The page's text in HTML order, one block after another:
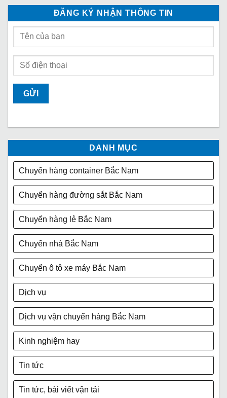
ĐĂNG KÝ NHẬN THÔNG TIN
DANH MỤC
Chuyển hàng container Bắc Nam
Chuyển hàng đường sắt Bắc Nam
Chuyển hàng lẻ Bắc Nam
Chuyển nhà Bắc Nam
Chuyển ô tô xe máy Bắc Nam
Dịch vụ
Dịch vụ vận chuyển hàng Bắc Nam
Kinh nghiệm hay
Tin tức
Tin tức, bài viết vận tải